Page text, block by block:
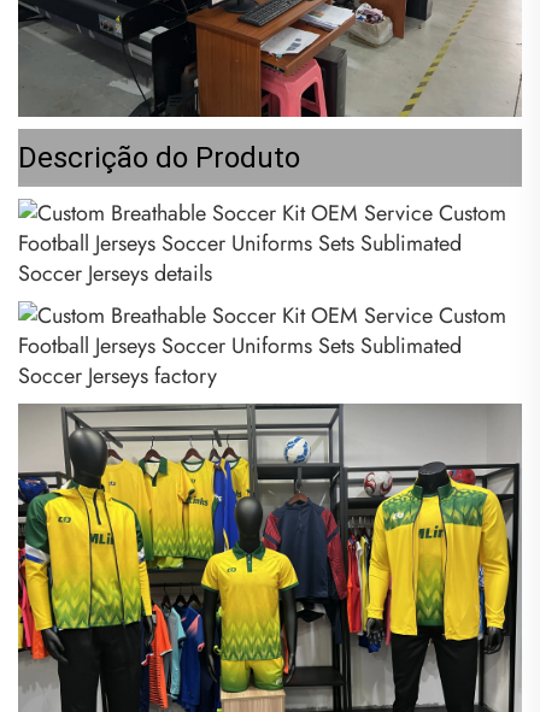
Descrição do Produto